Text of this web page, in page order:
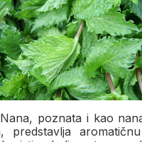
poznata i kao
predstavlja